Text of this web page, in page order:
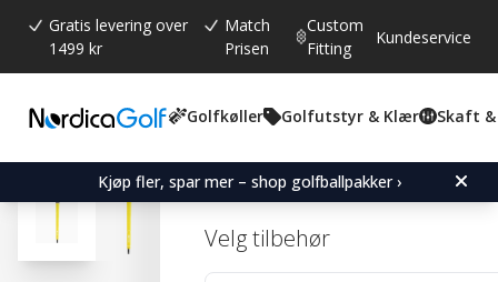
Gratis levering over
1499 kr
Match
Prisen
Custom
Fitting
Kundeservice
Golfkøller Golfutstyr & Klær Skaft &
Kjøp fler, spar mer – shop golfballpakker ›
Gjennomsnittskarakter:
4.7 (stemmer:
41)
Karma Neion II Yellow
Velg tilbehør